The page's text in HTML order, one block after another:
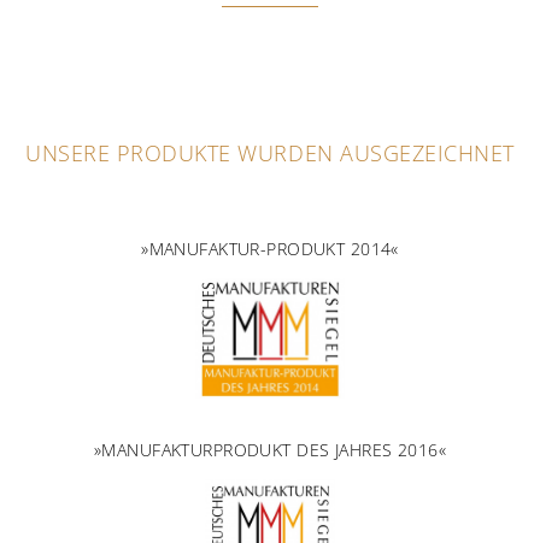
UNSERE PRODUKTE WURDEN AUSGEZEICHNET
»MANUFAKTUR-PRODUKT 2014«
»MANUFAKTURPRODUKT DES JAHRES 2016«